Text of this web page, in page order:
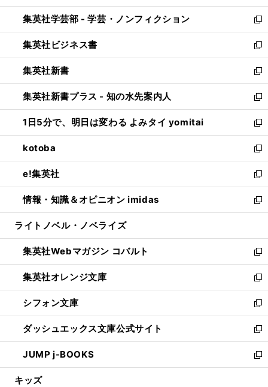
開
く
ウ
で
開
く
ン
ド
ウ
で
開
く
ウ
ィ
ン
ド
ウ
で
開
く
集英社学芸部 - 学芸・ノンフィクション
新
し
い
ウ
ィ
ン
ド
ウ
で
開
く
集英社ビジネス書
新
し
い
ウ
ィ
ン
ド
ウ
で
開
く
集英社新書
新
し
い
ウ
ィ
ン
ド
ウ
で
開
く
集英社新書プラス - 知の水先案内人
新
し
い
ウ
ィ
ン
ド
ウ
で
開
1日5分で、明日は変わる よみタイ yomitai
新
し
い
ウ
ィ
ン
ド
ウ
開
く
kotoba
新
し
い
ウ
ィ
ン
ウ
で
開
く
e!集英社
新
し
い
ウ
ン
ド
ウ
で
開
く
情報・知識＆オピニオン imidas
新
し
ウ
ィ
ン
ド
ウ
で
開
く
ライトノベル・ノベライズ
集英社Webマガジン コバルト
新
し
い
ウ
ィ
ン
ド
ウ
で
開
集英社オレンジ文庫
新
し
い
ウ
ィ
ン
ド
ウ
シフォン文庫
新
し
い
ウ
ィ
ン
ダッシュエックス文庫公式サイト
新
し
い
ウ
JUMP j-BOOKS
新
し
キッズ